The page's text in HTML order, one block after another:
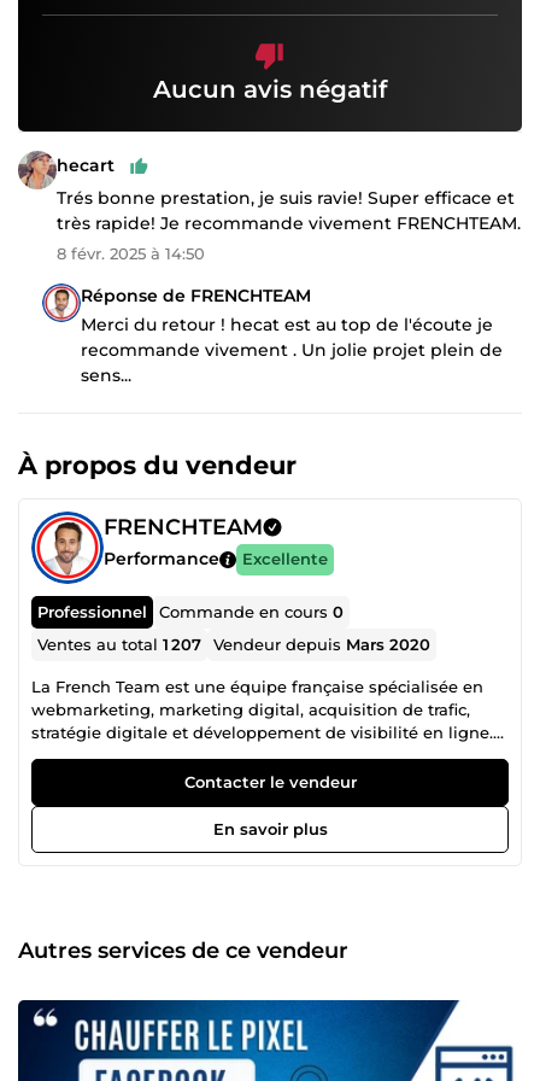
Aucun avis négatif
hecart
Trés bonne prestation, je suis ravie! Super efficace et
très rapide! Je recommande vivement FRENCHTEAM.
8 févr. 2025 à 14:50
Réponse de FRENCHTEAM
Merci du retour ! hecat est au top de l'écoute je
recommande vivement . Un jolie projet plein de
sens...
À propos du vendeur
FRENCHTEAM
Performance Excellente
Professionnel Commande en cours0
Ventes au total1 207 Vendeur depuis Mars 2020
La French Team est une équipe française spécialisée en
webmarketing, marketing digital, acquisition de trafic,
stratégie digitale et développement de visibilité en ligne.
Notre collectif regroupe plusieurs profils complémentaires,
âgés de 21 à 39 ans, chacun expert dans son domaine :
publicité Facebook Ads, Instagram Ads, Snapchat Ads,
Google Ads, création de site web, tunnel de vente,
copywriting, génération de leads, branding, growth
approche complète, efficace et orientée résultats. Là où
beaucoup s’arrêtent à la théorie, nous mettons en place
développer votre présence en ligne, améliorer votre image
de marque et booster votre chiffre d’affaires. Notre arrivée
sur ComeUp a un objectif simple : rendre accessibles des
compétences habituellement réservées à des structures
Contacter le vendeur
En savoir plus
Autres services de ce vendeur